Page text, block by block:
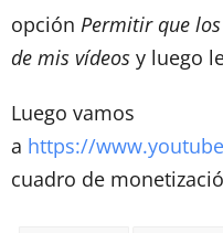
opción Permitir que
de mis vídeos y luego
Luego vamos
a https://
cuadro de